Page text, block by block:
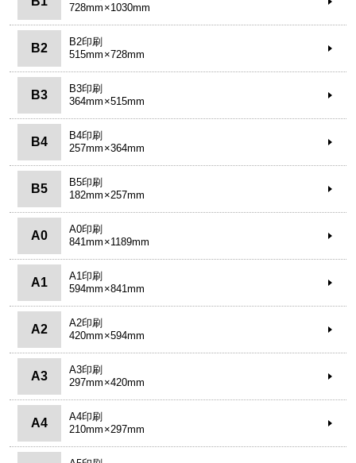
728mm×1030mm
B2
B2印刷
515mm×728mm
B3
B3印刷
364mm×515mm
B4
B4印刷
257mm×364mm
B5
B5印刷
182mm×257mm
A0
A0印刷
841mm×1189mm
A1
A1印刷
594mm×841mm
A2
A2印刷
420mm×594mm
A3
A3印刷
297mm×420mm
A4
A4印刷
210mm×297mm